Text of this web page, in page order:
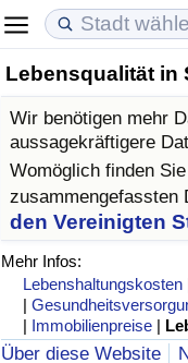
Lebensqualität in
Wir benötigen mehr
aussagekräftigere
Womöglich finden
zusammengefassten
den Vereinigten
Mehr Infos:
Lebenshaltungskosten
|
| Immobilienpreise |
Über diese Website
in Akaba
Immobilienpreise
Immobilienpreis-
Immobilienpreis-
Lebensqualität
Lebensqualität-
Lebensqualität-
Kriminalität